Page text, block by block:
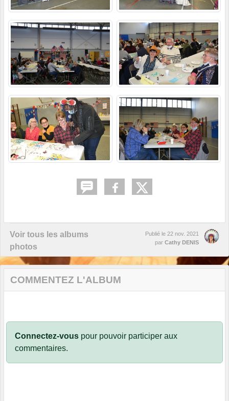
Voir tous les albums
photos
Publié le 22 nov. 2021
par Cathy DENIS
COMMENTEZ L'ALBUM
Connectez-vous pour pouvoir participer aux
commentaires.